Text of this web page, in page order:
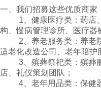
一、我们招募这些优质商家
1、健康医疗类：药店
构、慢病管理诊所、医疗器
2、养老服务类：养老
适老化改造公司、老年陪护
3、殡葬祭祀类：殡葬
店、礼仪策划团队；
4、老年用品类：保健